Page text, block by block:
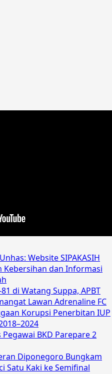
Website SIPAKASIH
Kebersihan dan Informasi
di Watang Suppa, APBT
Lawan Adrenaline FC
Korupsi Penerbitan IUP
BKD Parepare 2
Diponegoro Bungkam
Satu Kaki ke Semifinal